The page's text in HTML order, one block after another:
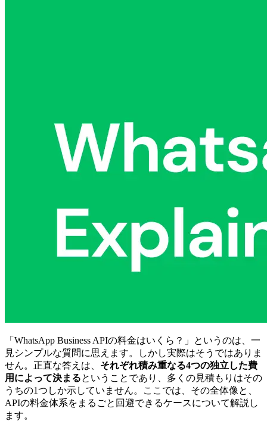
「WhatsApp Business APIの料金はいくら？」というのは、一
見シンプルな質問に思えます。しかし実際はそうではありま
せん。正直な答えは、 それぞれ積み重なる4つの独立した費
用によって決まるということであり、多くの見積もりはその
うちの1つしか示していません。ここでは、その全体像と、
APIの料金体系をまるごと回避できるケースについて解説し
ます。